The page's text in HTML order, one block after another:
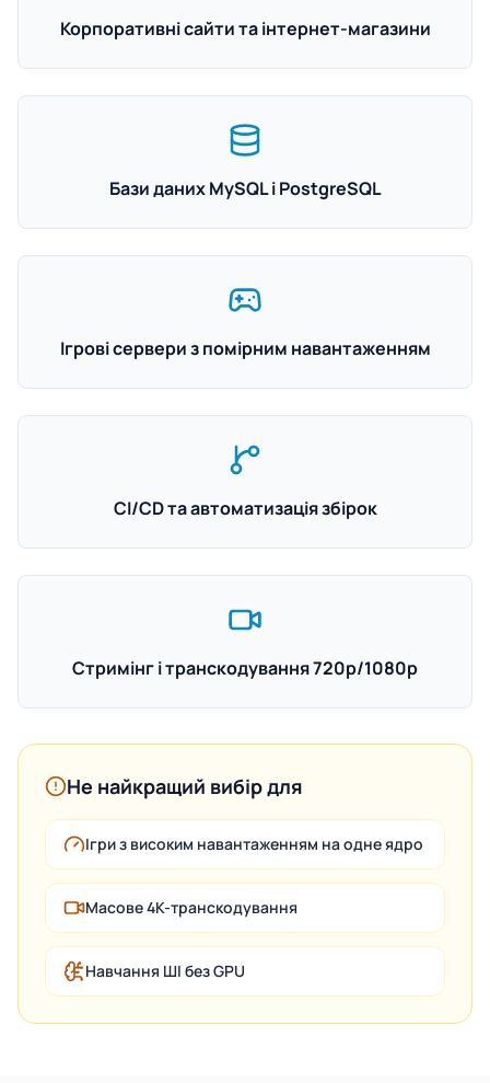
Корпоративні сайти та інтернет-магазини
Бази даних MySQL і PostgreSQL
Ігрові сервери з помірним навантаженням
CI/CD та автоматизація збірок
Стримінг і транскодування 720p/1080p
Не найкращий вибір для
Ігри з високим навантаженням на одне ядро
Масове 4K-транскодування
Навчання ШІ без GPU